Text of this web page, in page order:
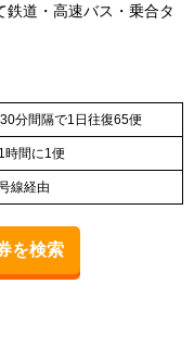
道・高速バス・乗合タ
分間隔で1日往復65便
時間に1便
線経由
を検索